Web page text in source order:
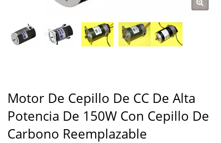
Motor De Cepillo De CC De Alta
Potencia De 150W Con Cepillo De
Carbono Reemplazable